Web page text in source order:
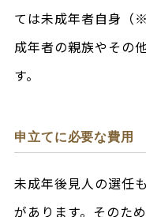
ては未成年者自身（
成年者の親族やその
す。
申立てに必要な費用
未成年後見人の選任
があります。そのた